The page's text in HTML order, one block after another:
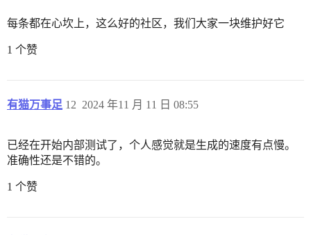
每条都在心坎上，这么好的社区，我们大家一块维护好它
1 个赞
有猫万事足 2024 年11 月 11 日 08:55
12
已经在开始内部测试了，个人感觉就是生成的速度有点慢。
准确性还是不错的。
1 个赞